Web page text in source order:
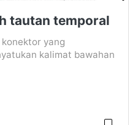
tautan temporal
yang
kalimat bawahan